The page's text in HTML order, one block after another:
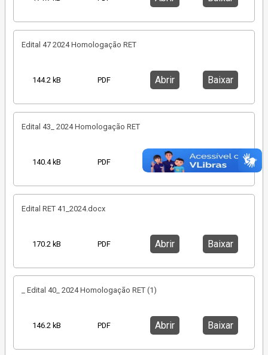
Edital 47 2024 Homologação RET
144.2 kB PDF Abrir Baixar
Edital 43_ 2024 Homologação RET
140.4 kB PDF Abrir Baixar
Edital RET 41_2024.docx
170.2 kB PDF Abrir Baixar
_ Edital 40_ 2024 Homologação RET (1)
146.2 kB PDF Abrir Baixar